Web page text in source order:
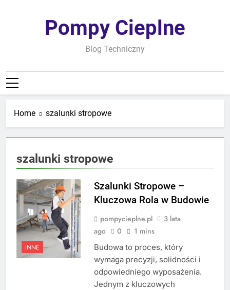
Pompy Cieplne
Blog Techniczny
Home szalunki stropowe
szalunki stropowe
INNE
Szalunki Stropowe –
Kluczowa Rola w Budowie
pompycieplne.pl
3 lata
ago
0 1 mins
Budowa to proces, który
wymaga precyzji, solidności i
odpowiedniego wyposażenia.
Jednym z kluczowych